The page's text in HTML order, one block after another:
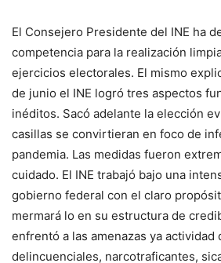
El Consejero Presidente del INE ha
competencia para la realización
ejercicios electorales. El mismo
de junio el INE logró tres aspectos
inéditos. Sacó adelante la elección
casillas se convirtieran en foco de
pandemia. Las medidas fueron
cuidado. El INE trabajó bajo una
gobierno federal con el claro
mermará lo en su estructura de
enfrentó a las amenazas ya actividad
delincuenciales, narcotraficantes,